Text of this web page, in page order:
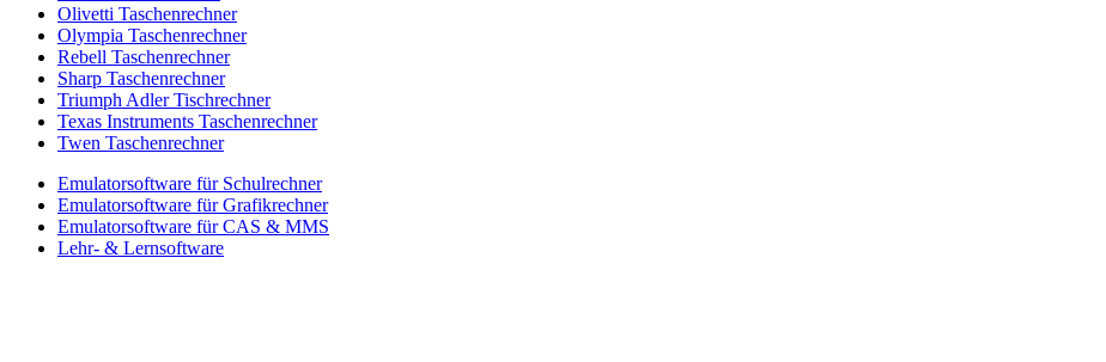
Olivetti Taschenrechner
Olympia Taschenrechner
Rebell Taschenrechner
Sharp Taschenrechner
Triumph Adler Tischrechner
Texas Instruments Taschenrechner
Twen Taschenrechner
Emulatorsoftware für Schulrechner
Emulatorsoftware für Grafikrechner
Emulatorsoftware für CAS & MMS
Lehr- & Lernsoftware